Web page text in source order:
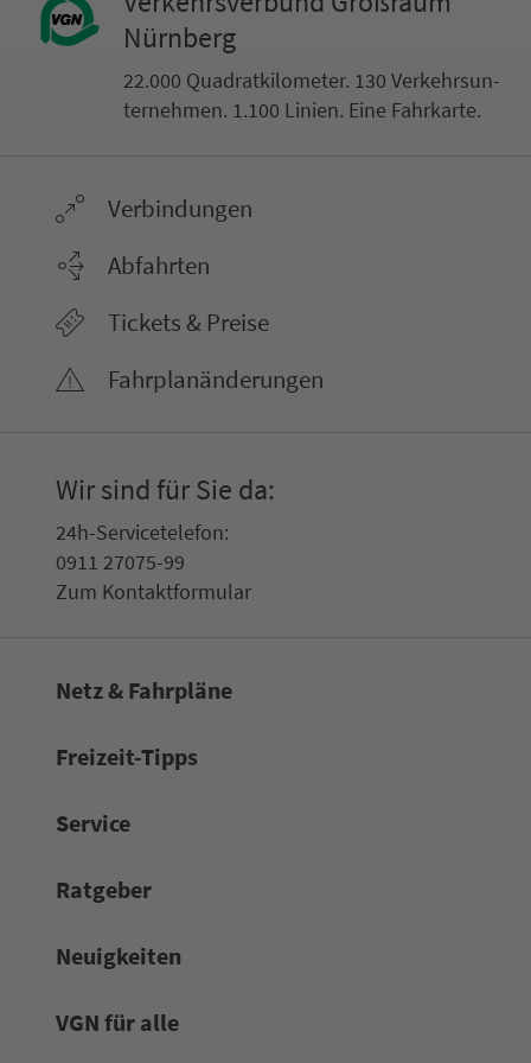
Nürn­berg
22.000 Qua­drat­ki­lo­me­ter. 130 Ver­kehrs­un­
ter­neh­men. 1.100 Linien. Eine Fahr­kar­te.
Ver­bin­dungen
Abfahrten
Tickets & Preise
Fahr­plan­ände­rungen
Wir sind für Sie da:
24h-Ser­vice­te­le­fon:
0911 27075-99
Zum Kon­taktformular
Netz & Fahrpläne
Frei­zeit-Tipps
Service
Rat­ge­ber
Neuigkeiten
VGN für alle